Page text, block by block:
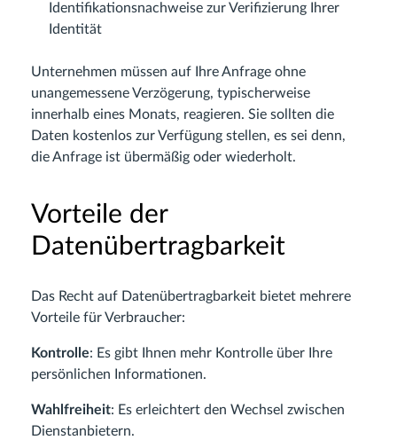
Identifikationsnachweise zur Verifizierung Ihrer
Identität
Unternehmen müssen auf Ihre Anfrage ohne
unangemessene Verzögerung, typischerweise
innerhalb eines Monats, reagieren. Sie sollten die
Daten kostenlos zur Verfügung stellen, es sei denn,
die Anfrage ist übermäßig oder wiederholt.
Vorteile der
Datenübertragbarkeit
Das Recht auf Datenübertragbarkeit bietet mehrere
Vorteile für Verbraucher:
Kontrolle: Es gibt Ihnen mehr Kontrolle über Ihre
persönlichen Informationen.
Wahlfreiheit: Es erleichtert den Wechsel zwischen
Dienstanbietern.